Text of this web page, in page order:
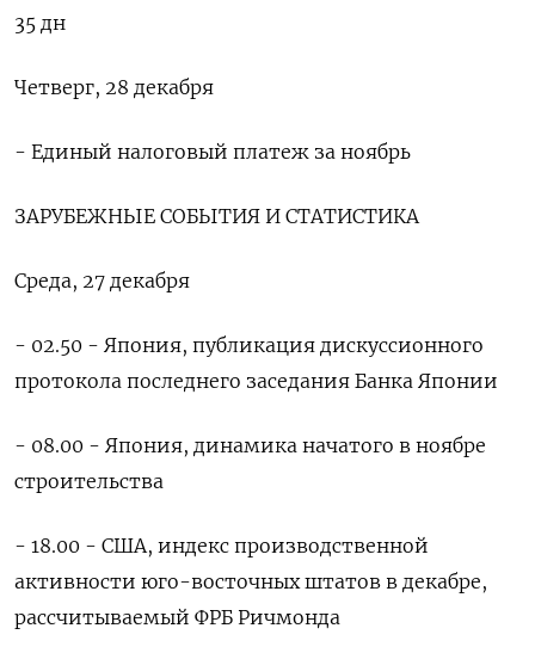
35 дн
Четверг, 28 декабря
- Единый налоговый платеж за ноябрь
ЗАРУБЕЖНЫЕ СОБЫТИЯ И СТАТИСТИКА
Среда, 27 декабря
- 02.50 - Япония, публикация дискуссионного
протокола последнего заседания Банка Японии
- 08.00 - Япония, динамика начатого в ноябре
строительства
- 18.00 - США, индекс производственной
активности юго-восточных штатов в декабре,
рассчитываемый ФРБ Ричмонда